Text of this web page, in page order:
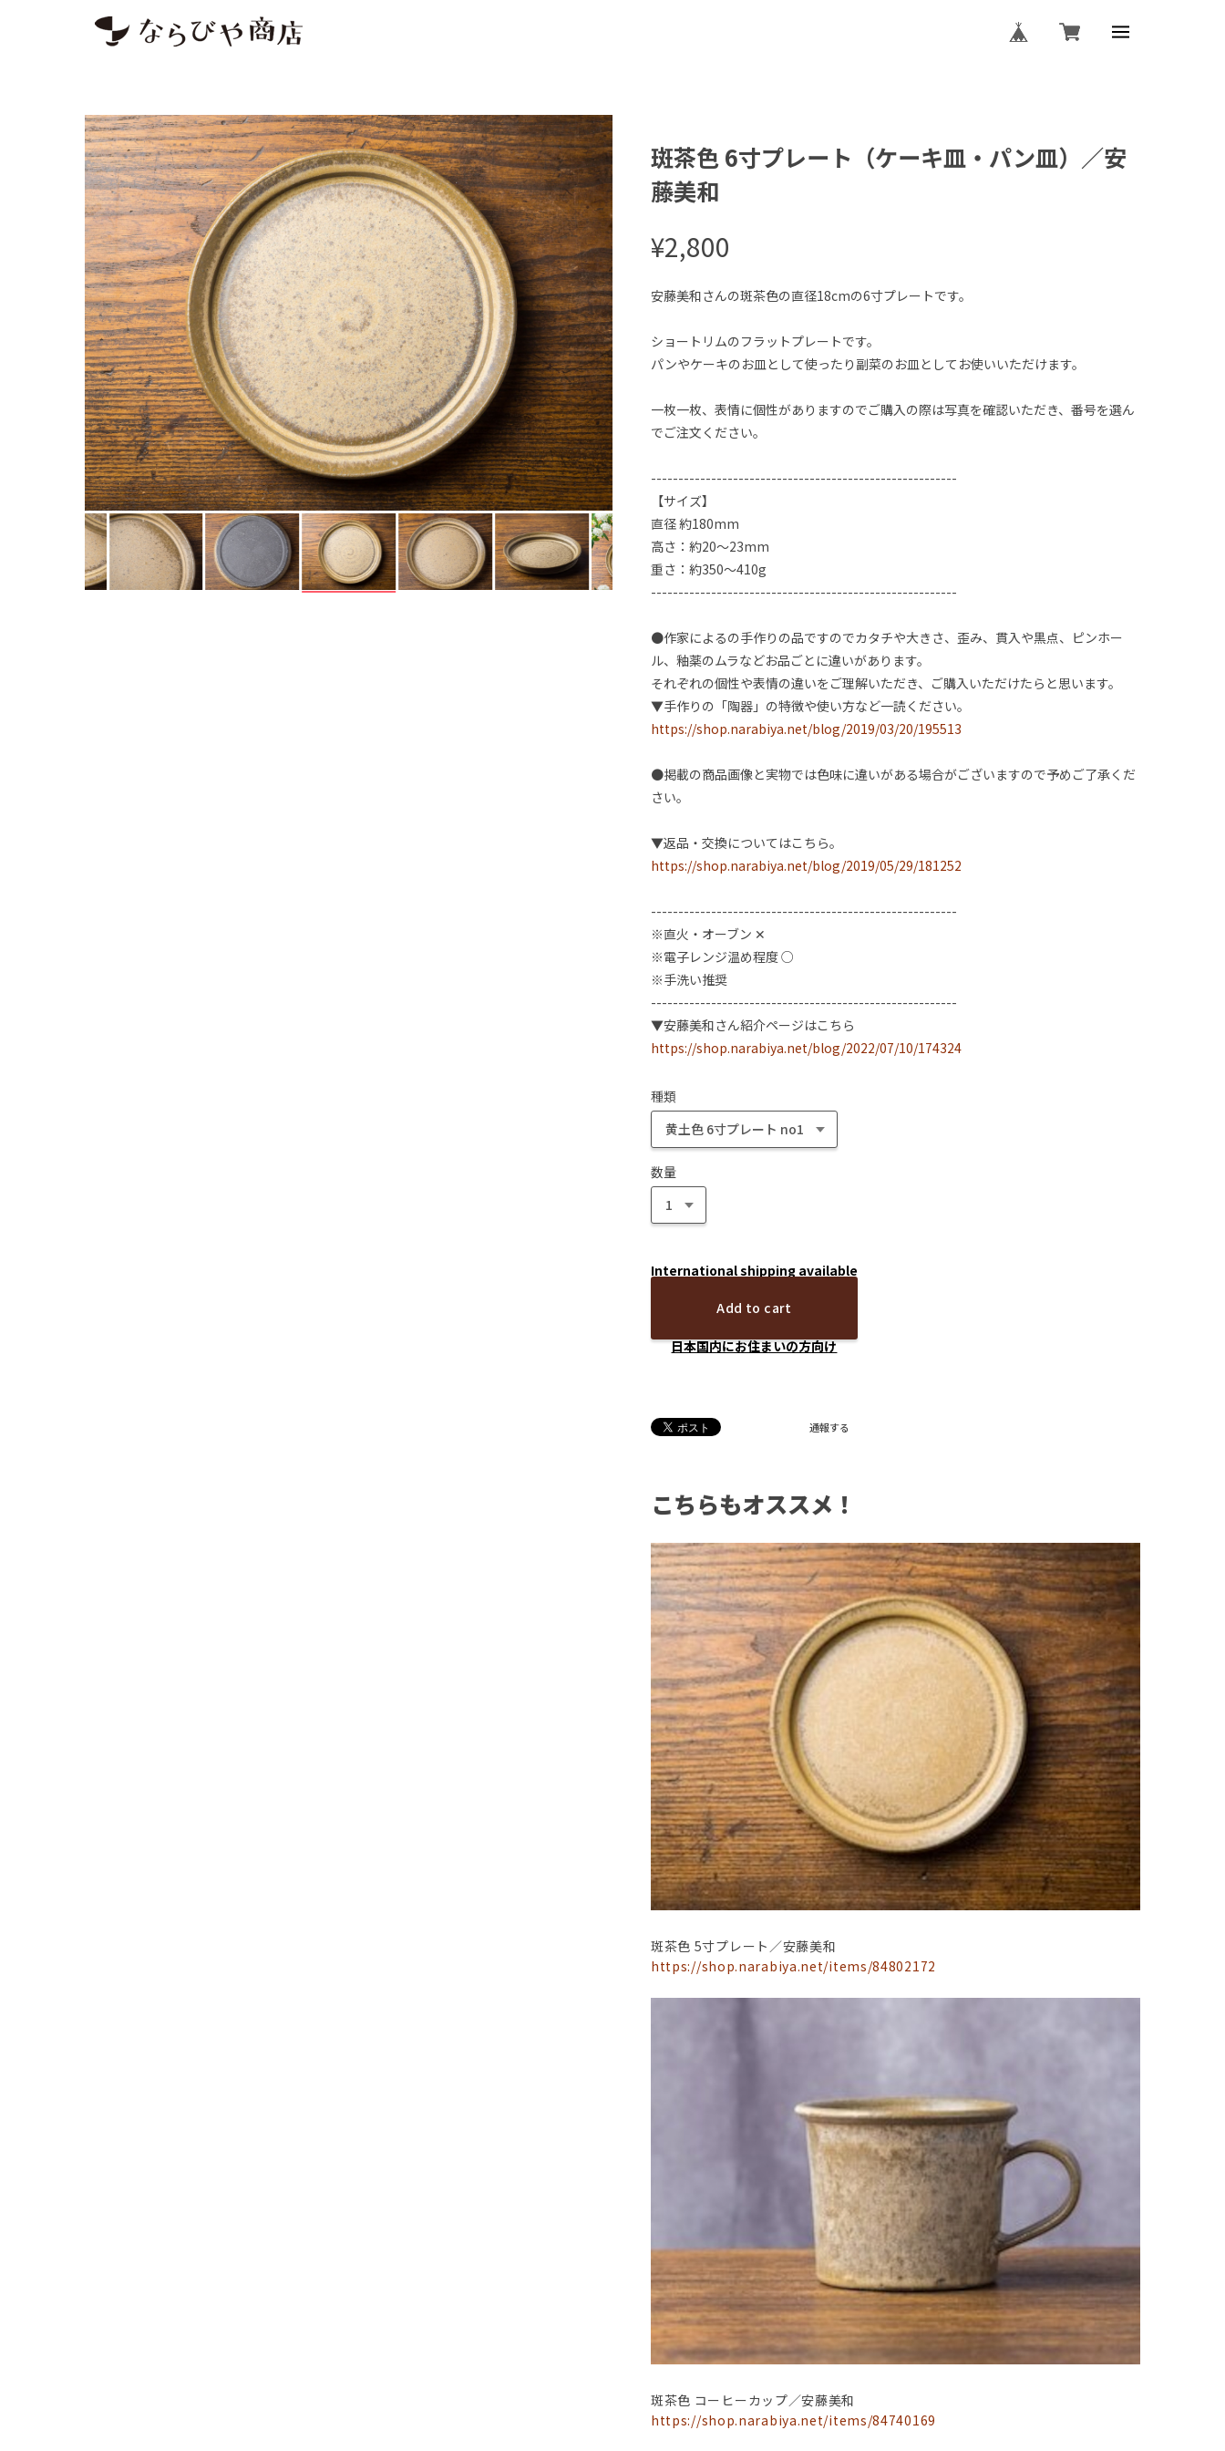
斑茶色 6寸プレート（ケーキ皿・パン皿）／安
藤美和
¥2,800
安藤美和さんの斑茶色の直径18cmの6寸プレートです。
ショートリムのフラットプレートです。
パンやケーキのお皿として使ったり副菜のお皿としてお使いいただけます。
一枚一枚、表情に個性がありますのでご購入の際は写真を確認いただき、番号を選ん
でご注文ください。
--------------------------------------------------------
【サイズ】
直径 約180mm
高さ：約20〜23mm
重さ：約350〜410g
--------------------------------------------------------
●作家によるの手作りの品ですのでカタチや大きさ、歪み、貫入や黒点、ピンホー
ル、釉薬のムラなどお品ごとに違いがあります。
それぞれの個性や表情の違いをご理解いただき、ご購入いただけたらと思います。
▼手作りの「陶器」の特徴や使い方など一読ください。
https://shop.narabiya.net/blog/2019/03/20/195513
●掲載の商品画像と実物では色味に違いがある場合がございますので予めご了承くだ
さい。
▼返品・交換についてはこちら。
https://shop.narabiya.net/blog/2019/05/29/181252
--------------------------------------------------------
※直火・オーブン ✕
※電子レンジ温め程度 ○
※手洗い推奨
--------------------------------------------------------
▼安藤美和さん紹介ページはこちら
https://shop.narabiya.net/blog/2022/07/10/174324
種類
数量
International shipping available
Add to cart
日本国内にお住まいの方向け
通報する
こちらもオススメ！
斑茶色 5寸プレート／安藤美和
https://shop.narabiya.net/items/84802172
斑茶色 コーヒーカップ／安藤美和
https://shop.narabiya.net/items/84740169